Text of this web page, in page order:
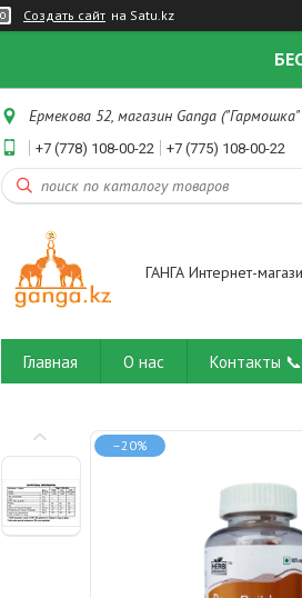
Создать сайт на Satu.kz
Ермекова 52, магазин Ganga
+7 (778) 108-00-22 +7 (775) 108-00-22
ГАНГА Интернет-
Главная О нас Контакты 📞
–20%